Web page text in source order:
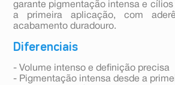
garante pigmentação intensa e cílios
a primeira aplicação, com
acabamento duradouro.
Diferenciais
- Volume intenso e definição precisa
- Pigmentação intensa desde a